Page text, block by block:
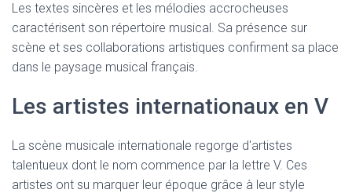
Les textes sincères et les mélodies accrocheuses
caractérisent son répertoire musical. Sa présence sur
scène et ses collaborations artistiques confirment sa place
dans le paysage musical français.
Les artistes internationaux en V
La scène musicale internationale regorge d'artistes
talentueux dont le nom commence par la lettre V. Ces
artistes ont su marquer leur époque grâce à leur style